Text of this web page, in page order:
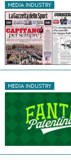
MEDIA INDUSTRY
MEDIA INDUSTRY